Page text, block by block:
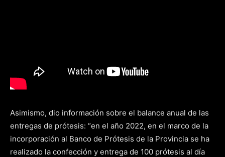
Asimismo, dio información sobre el balance anual de las
entregas de prótesis: “en el año 2022, en el marco de la
incorporación al Banco de Prótesis de la Provincia se ha
realizado la confección y entrega de 100 prótesis al día